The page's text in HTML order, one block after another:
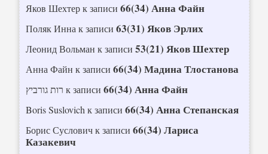
Яков Шехтерк записи 66(34) Анна Файн
Поляк Иннак записи 63(31) Яков Эрлих
Леонид Вольман к записи 53(21) Яков Шехтер
Анна Файн к записи 66(34) Мадина Тлостанова
רות גורביץ к записи 66(34) Анна Файн
Boris Suslovichк записи 66(34) Анна Степанская
Борис Сусловичк записи 66(34) Лариса
Казакевич